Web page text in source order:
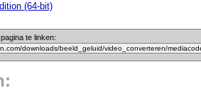
(64-bit)
te linken: